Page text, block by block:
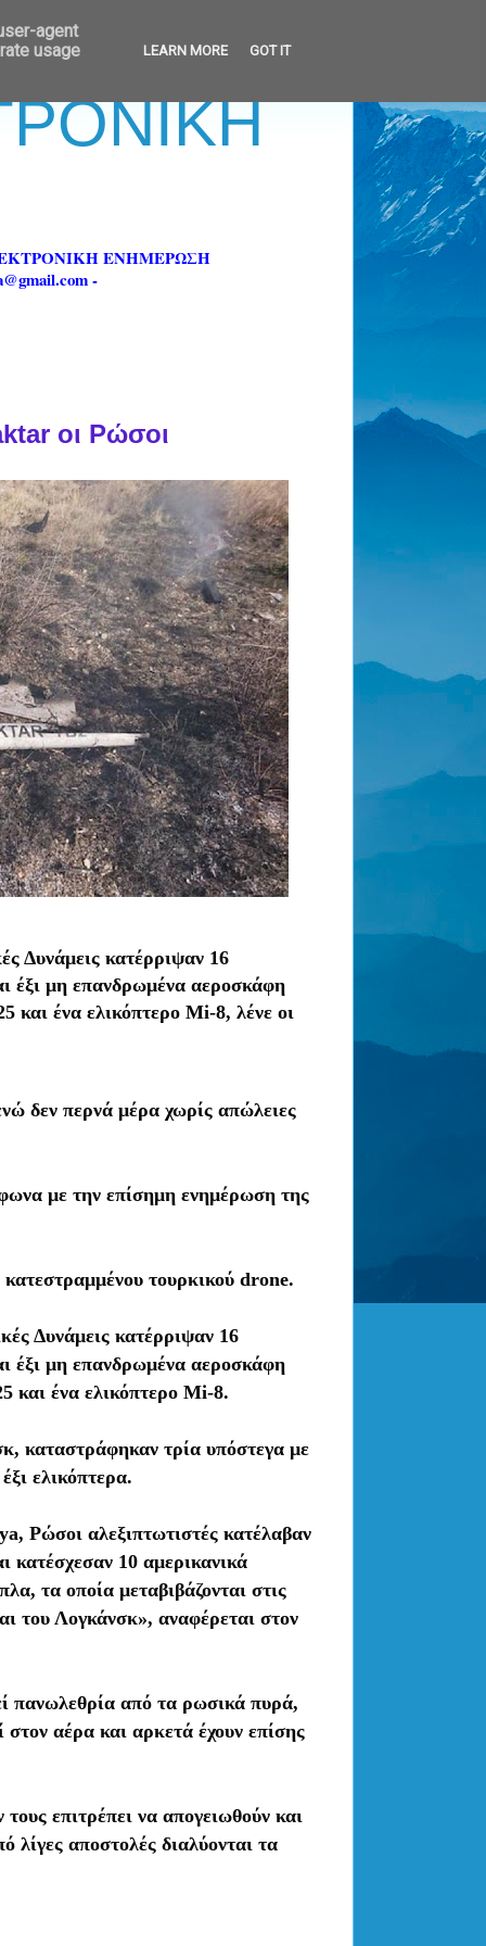
ΕΝΗΜΕΡΩΣΗ
-
oι Ρώσοι
Δυνάμεις κατέρριψαν 16
έξι μη επανδρωμένα αεροσκάφη
ένα ελικόπτερο Mi-8, λένε οι
δεν περνά μέρα χωρίς απώλειες
με την επίσημη ενημέρωση της
τουρκικού drone.
Δυνάμεις κατέρριψαν 16
έξι μη επανδρωμένα αεροσκάφη
και ένα ελικόπτερο Mi-8.
καταστράφηκαν τρία υπόστεγα με
ελικόπτερα.
Ρώσοι αλεξιπτωτιστές κατέλαβαν
κατέσχεσαν 10 αμερικανικά
τα οποία μεταβιβάζονται στις
του Λογκάνσκ», αναφέρεται στον
πανωλεθρία από τα ρωσικά πυρά,
αέρα και αρκετά έχουν επίσης
επιτρέπει να απογειωθούν και
αποστολές διαλύονται τα
agent
usage
LEARN MORE GOT IT